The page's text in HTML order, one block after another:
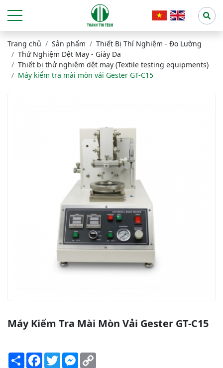
Trang chủ Sản phẩm
Thiết Bị Thí Nghiệm - Đo Lường
Thử Nghiệm Dệt May - Giày Da
Thiết bị thử nghiệm dệt may (Textile testing equipments)
Máy kiểm tra mài mòn vải Gester GT-C15
Máy Kiểm Tra Mài Mòn Vải Gester GT-C15
Share Facebook
TwitterMessenger